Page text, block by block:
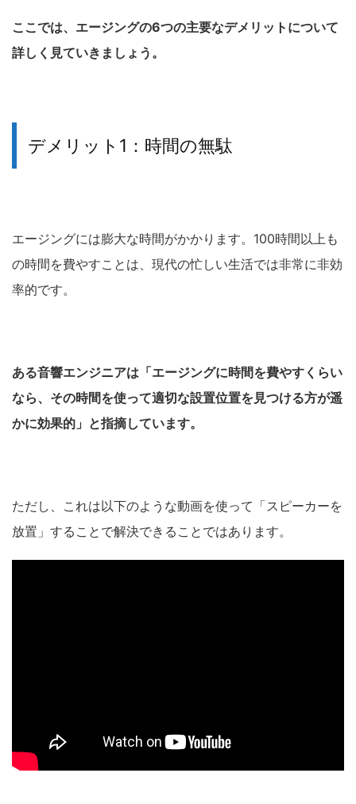
ここでは、エージングの6つの主要なデメリットについて
詳しく見ていきましょう。
デメリット1：時間の無駄
エージングには膨大な時間がかかります。100時間以上も
の時間を費やすことは、現代の忙しい生活では非常に非効
率的です。
ある音響エンジニアは「エージングに時間を費やすくらい
なら、その時間を使って適切な設置位置を見つける方が遥
かに効果的」と指摘しています。
ただし、これは以下のような動画を使って「スピーカーを
放置」することで解決できることではあります。